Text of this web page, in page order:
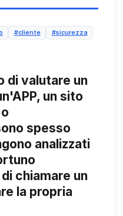
#cliente #sicurezza
di valutare un
un sito
spesso
analizzati
chiamare un
la propria